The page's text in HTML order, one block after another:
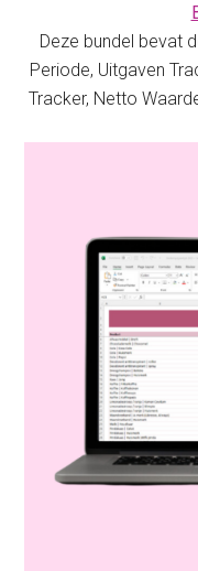
Deze bundel bevat
Periode, Uitgaven
Tracker, Netto